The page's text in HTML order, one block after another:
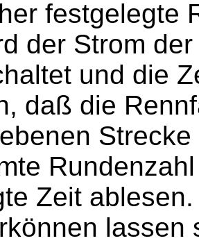
festgelegte
der Strom
und die
daß die
Zeit
lassen